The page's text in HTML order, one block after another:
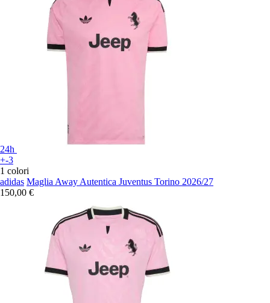
24h
+-3
1 colori
adidas Maglia Away Autentica Juventus Torino 2026/27
150,00 €